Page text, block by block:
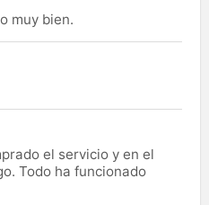
muy bien.
el servicio y en el
Todo ha funcionado